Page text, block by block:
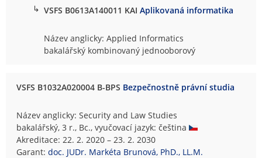
↳ VSFS B0613A140011 KAIAplikovaná informatika
Název anglicky: Applied Informatics
bakalářský kombinovaný jednooborový
VSFS B1032A020004 B-BPS Bezpečnostně právní studia
Název anglicky: Security and Law Studies
bakalářský, 3 r., Bc., vyučovací jazyk: čeština
Akreditace: 22. 2. 2020 – 23. 2. 2030
Garant:doc. JUDr. Markéta Brunová, PhD., LL.M.